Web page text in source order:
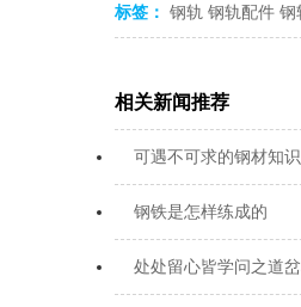
标签： 钢轨 钢轨配件 钢
相关新闻推荐
可遇不可求的钢材知
钢铁是怎样练成的
处处留心皆学问之道